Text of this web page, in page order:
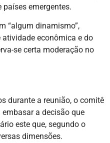
países emergentes.
“algum dinamismo”,
econômica e do
se certa moderação no
durante a reunião, o comitê
a decisão que
este que, segundo o
dimensões.